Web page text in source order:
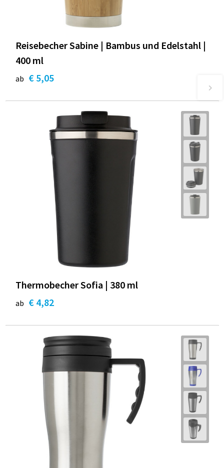
Reisebecher Sabine | Bambus und Edelstahl |
400 ml
ab € 5,05
Thermobecher Sofia | 380 ml
ab € 4,82